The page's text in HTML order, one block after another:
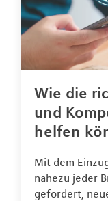
Wie die
und
helfen
Mit dem
nahezu jeder
gefordert,